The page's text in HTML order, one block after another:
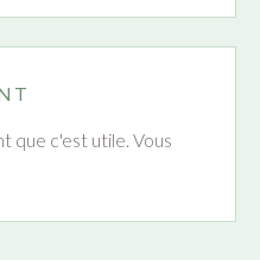
que c'est utile. Vous